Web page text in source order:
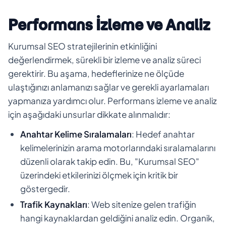
Performans İzleme ve Analiz
Kurumsal SEO stratejilerinin etkinliğini
değerlendirmek, sürekli bir izleme ve analiz süreci
gerektirir. Bu aşama, hedeflerinize ne ölçüde
ulaştığınızı anlamanızı sağlar ve gerekli ayarlamaları
yapmanıza yardımcı olur. Performans izleme ve analiz
için aşağıdaki unsurlar dikkate alınmalıdır:
Anahtar Kelime Sıralamaları: Hedef anahtar
kelimelerinizin arama motorlarındaki sıralamalarını
düzenli olarak takip edin. Bu, "Kurumsal SEO"
üzerindeki etkilerinizi ölçmek için kritik bir
göstergedir.
Trafik Kaynakları: Web sitenize gelen trafiğin
hangi kaynaklardan geldiğini analiz edin. Organik,